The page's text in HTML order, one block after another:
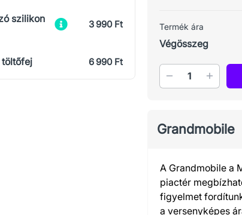
szilikon
3 990 Ft
6 990 Ft
Termék ára
Végösszeg
Mennyiség
Grandmobile
A Grandmobile a
piactér
figyelmet
a versenyképes